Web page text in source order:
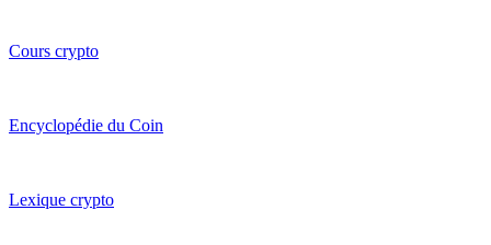
Cours crypto
Encyclopédie du Coin
Lexique crypto